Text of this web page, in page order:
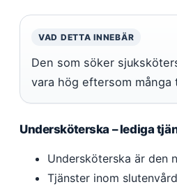
VAD DETTA INNEBÄR
Den som söker
vara hög eftersom
Undersköterska – lediga
Undersköterska är den
Tjänster inom